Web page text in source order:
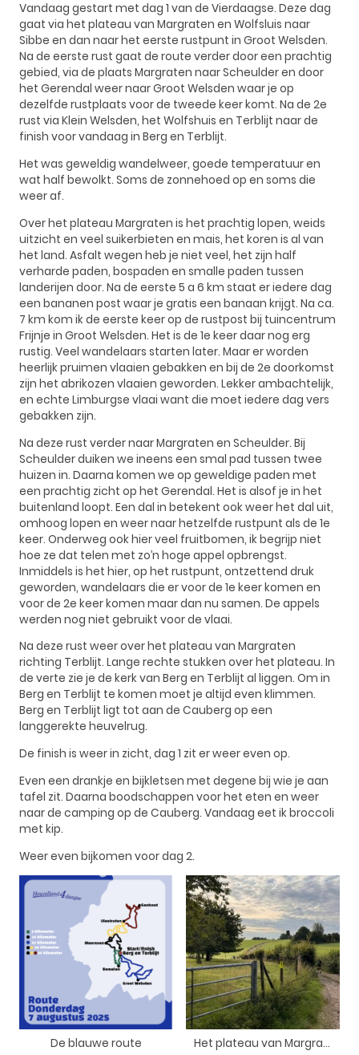
Vandaag gestart met dag 1 van de Vierdaagse. Deze dag
gaat via het plateau van Margraten en Wolfsluis naar
Sibbe en dan naar het eerste rustpunt in Groot Welsden.
Na de eerste rust gaat de route verder door een prachtig
gebied, via de plaats Margraten naar Scheulder en door
het Gerendal weer naar Groot Welsden waar je op
dezelfde rustplaats voor de tweede keer komt. Na de 2e
rust via Klein Welsden, het Wolfshuis en Terblijt naar de
finish voor vandaag in Berg en Terblijt.
Het was geweldig wandelweer, goede temperatuur en
wat half bewolkt. Soms de zonnehoed op en soms die
weer af.
Over het plateau Margraten is het prachtig lopen, weids
uitzicht en veel suikerbieten en mais, het koren is al van
het land. Asfalt wegen heb je niet veel, het zijn half
verharde paden, bospaden en smalle paden tussen
landerijen door. Na de eerste 5 a 6 km staat er iedere dag
een bananen post waar je gratis een banaan krijgt. Na ca.
7 km kom ik de eerste keer op de rustpost bij tuincentrum
Frijnje in Groot Welsden. Het is de 1e keer daar nog erg
rustig. Veel wandelaars starten later. Maar er worden
heerlijk pruimen vlaaien gebakken en bij de 2e doorkomst
zijn het abrikozen vlaaien geworden. Lekker ambachtelijk,
en echte Limburgse vlaai want die moet iedere dag vers
gebakken zijn.
Na deze rust verder naar Margraten en Scheulder. Bij
Scheulder duiken we ineens een smal pad tussen twee
huizen in. Daarna komen we op geweldige paden met
een prachtig zicht op het Gerendal. Het is alsof je in het
buitenland loopt. Een dal in betekent ook weer het dal uit,
omhoog lopen en weer naar hetzelfde rustpunt als de 1e
keer. Onderweg ook hier veel fruitbomen, ik begrijp niet
hoe ze dat telen met zo’n hoge appel opbrengst.
Inmiddels is het hier, op het rustpunt, ontzettend druk
geworden, wandelaars die er voor de 1e keer komen en
voor de 2e keer komen maar dan nu samen. De appels
werden nog niet gebruikt voor de vlaai.
Na deze rust weer over het plateau van Margraten
richting Terblijt. Lange rechte stukken over het plateau. In
de verte zie je de kerk van Berg en Terblijt al liggen. Om in
Berg en Terblijt te komen moet je altijd even klimmen.
Berg en Terblijt ligt tot aan de Cauberg op een
langgerekte heuvelrug.
De finish is weer in zicht, dag 1 zit er weer even op.
Even een drankje en bijkletsen met degene bij wie je aan
tafel zit. Daarna boodschappen voor het eten en weer
naar de camping op de Cauberg. Vandaag eet ik broccoli
met kip.
Weer even bijkomen voor dag 2.
De blauwe route Het plateau van Margraten